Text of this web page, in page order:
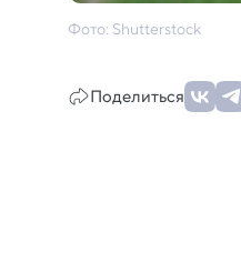
Фото: Shutterstock
Поделиться